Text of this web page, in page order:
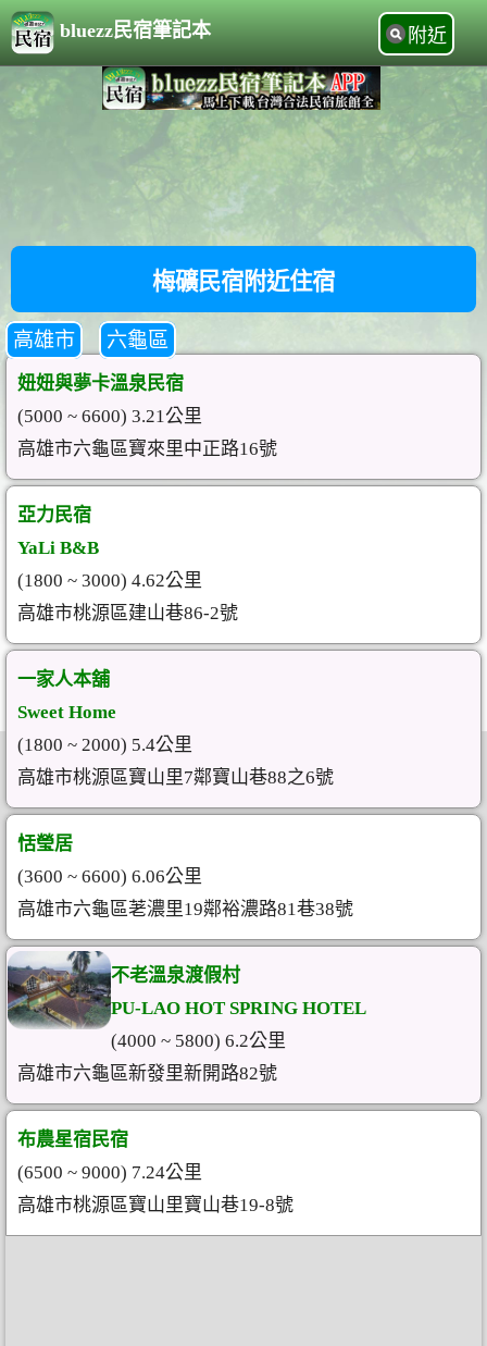
bluezz民宿筆記本 附近
梅礦民宿附近住宿
高雄市 六龜區
妞妞與夢卡溫泉民宿
(5000 ~ 6600) 3.21公里
高雄市六龜區寶來里中正路16號
亞力民宿
YaLi B&B
(1800 ~ 3000) 4.62公里
高雄市桃源區建山巷86-2號
一家人本舖
Sweet Home
(1800 ~ 2000) 5.4公里
高雄市桃源區寶山里7鄰寶山巷88之6號
恬瑩居
(3600 ~ 6600) 6.06公里
高雄市六龜區荖濃里19鄰裕濃路81巷38號
不老溫泉渡假村
PU-LAO HOT SPRING HOTEL
(4000 ~ 5800) 6.2公里
高雄市六龜區新發里新開路82號
布農星宿民宿
(6500 ~ 9000) 7.24公里
高雄市桃源區寶山里寶山巷19-8號